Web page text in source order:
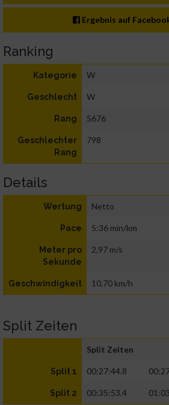
Ergebnis auf
Ranking
Kategorie W
Geschlecht W
Rang 5676
Geschlechter
Rang
798
Details
Wertung Netto
Pace 5:36 min/km
Meter pro
Sekunde
2,97 m/s
Geschwindigkeit 10,70 km/h
Split Zeiten
Split Zeiten
Split 1 00:27:44.8
Split 2 00:35:53.4